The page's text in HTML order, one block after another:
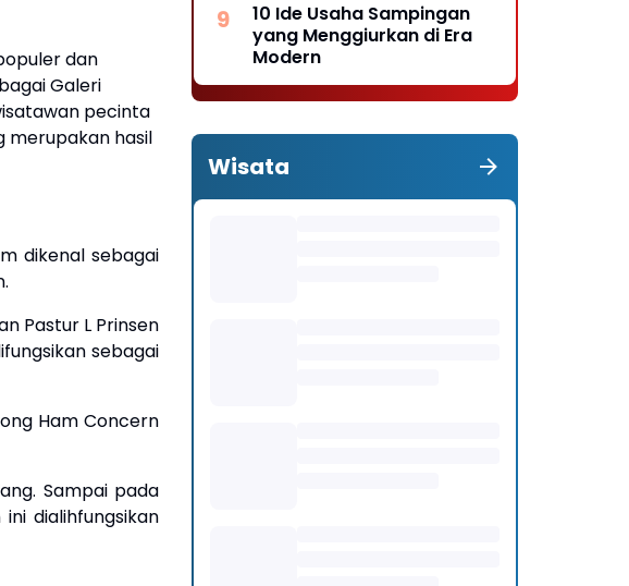
dan
Galeri
pecinta
merupakan hasil
dikenal sebagai
Pastur L Prinsen
sebagai
Ham Concern
Sampai pada
dialihfungsikan
10 Ide Usaha Sampingan
yang Menggiurkan di Era
Modern
Wisata